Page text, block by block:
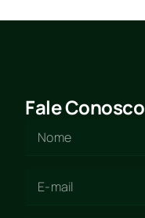
Fale Conosco